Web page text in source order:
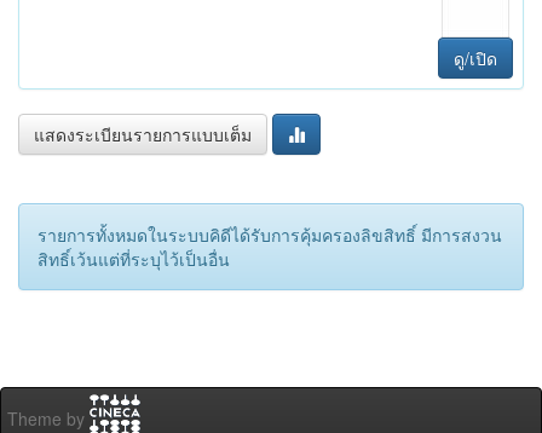
ดู/เปิด
แสดงระเบียนรายการแบบเต็ม
รายการทั้งหมดในระบบคิดีได้รับการคุ้มครองลิขสิทธิ์ มีการสงวน
สิทธิ์เว้นแต่ที่ระบุไว้เป็นอื่น
Theme by